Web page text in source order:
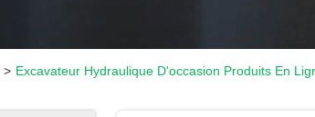
> Excavateur Hydraulique D'occasion Produits En